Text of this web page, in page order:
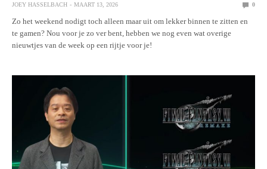
JOEY HASSELBACH MAART 13, 2026 0
Zo het weekend nodigt toch alleen maar uit om lekker binnen te zitten en
te gamen? Nou voor je zo ver bent, hebben we nog even wat overige
nieuwtjes van de week op een rijtje voor je!